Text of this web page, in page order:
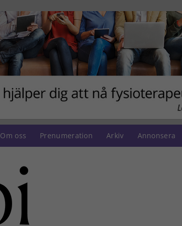
Om oss Prenumeration Arkiv Annonsera